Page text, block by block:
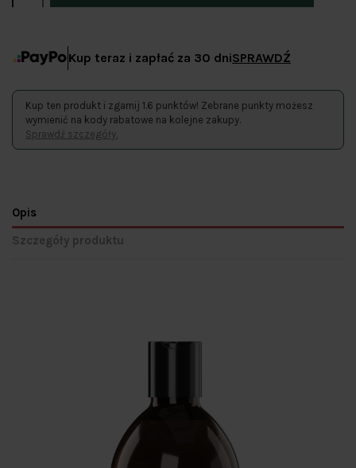
Kup teraz i zapłać za 30 dniSPRAWDŹ
Kup ten produkt i zgarnij 1.6 punktów! Zebrane punkty możesz
wymienić na kody rabatowe na kolejne zakupy.
Sprawdź szczegóły.
Opis
Szczegóły produktu